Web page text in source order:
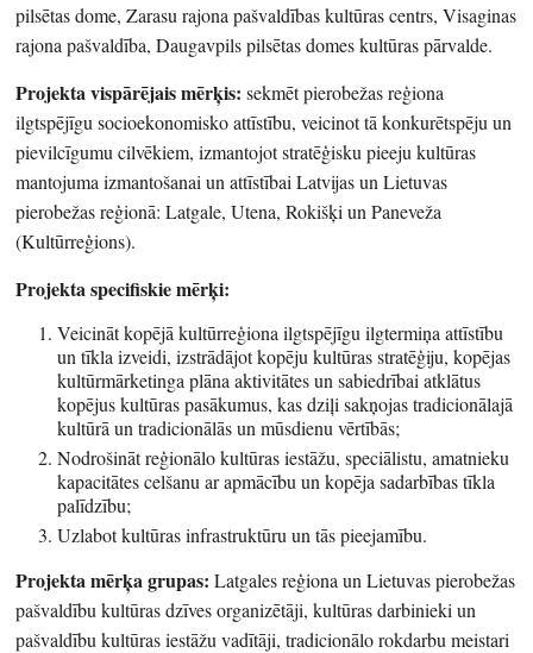
pilsētas dome, Zarasu rajona pašvaldības kultūras centrs, Visaginas
rajona pašvaldība, Daugavpils pilsētas domes kultūras pārvalde.
Projekta vispārējais mērķis: sekmēt pierobežas reģiona
ilgtspējīgu socioekonomisko attīstību, veicinot tā konkurētspēju un
pievilcīgumu cilvēkiem, izmantojot stratēģisku pieeju kultūras
mantojuma izmantošanai un attīstībai Latvijas un Lietuvas
pierobežas reģionā: Latgale, Utena, Rokišķi un Paneveža
(Kultūrreģions).
Projekta specifiskie mērķi:
Veicināt kopējā kultūrreģiona ilgtspējīgu ilgtermiņa attīstību
un tīkla izveidi, izstrādājot kopēju kultūras stratēģiju, kopējas
kultūrmārketinga plāna aktivitātes un sabiedrībai atklātus
kopējus kultūras pasākumus, kas dziļi sakņojas tradicionālajā
kultūrā un tradicionālās un mūsdienu vērtībās;
Nodrošināt reģionālo kultūras iestāžu, speciālistu, amatnieku
kapacitātes celšanu ar apmācību un kopēja sadarbības tīkla
palīdzību;
Uzlabot kultūras infrastruktūru un tās pieejamību.
Projekta mērķa grupas: Latgales reģiona un Lietuvas pierobežas
pašvaldību kultūras dzīves organizētāji, kultūras darbinieki un
pašvaldību kultūras iestāžu vadītāji, tradicionālo rokdarbu meistari